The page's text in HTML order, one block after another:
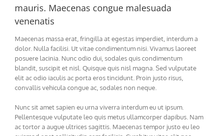
mauris. Maecenas congue malesuada
venenatis
Maecenas massa erat, fringilla at egestas imperdiet, interdum a
dolor. Nulla facilisi. Ut vitae condimentum nisi. Vivamus laoreet
posuere lacinia. Nunc odio dui, sodales quis condimentum
blandit, suscipit et nisl. Quisque quis nisl magna. Sed vulputate
elit ac odio iaculis ac porta eros tincidunt. Proin justo risus,
convallis vehicula congue ac, sodales non neque.
Nunc sit amet sapien eu urna viverra interdum eu ut ipsum.
Pellentesque vulputate leo quis metus ullamcorper dapibus. Nam
ac tortor a augue ultrices sagittis. Maecenas tempor justo eu leo